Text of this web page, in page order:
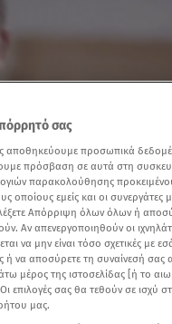
άρθρα μας στα
σας
αποθηκεύουμε προσωπικά
πρόσβαση σε αυτά στη
παρακολούθησης
οποίους εμείς και οι
Απόρριψη όλων όλων ή
Αν απενεργοποιηθούν οι
να μην είναι τόσο σχετικές με
ή να αποσύρετε τη συναίνεσή
μέρος της ιστοσελίδας [ή το
επιλογές σας θα τεθούν σε ισχύ
μας.